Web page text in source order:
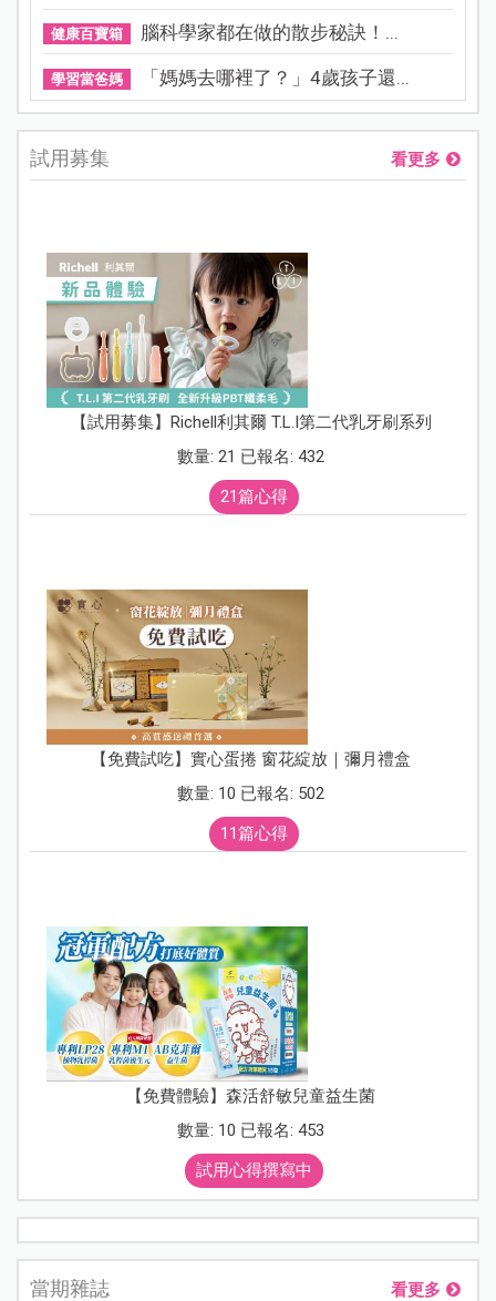
健康百寶箱 腦科學家都在做的散步秘訣！...
學習當爸媽 「媽媽去哪裡了？」4歲孩子還...
試用募集 看更多
【試用募集】Richell利其爾 T.L.I第二代乳牙刷系列
數量: 21 已報名: 432
21篇心得
【免費試吃】實心蛋捲 窗花綻放｜彌月禮盒
數量: 10 已報名: 502
11篇心得
【免費體驗】森活舒敏兒童益生菌
數量: 10 已報名: 453
試用心得撰寫中
當期雜誌 看更多